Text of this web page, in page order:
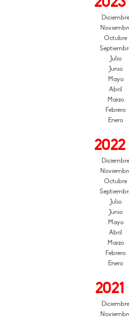
Diciembre
Octubre
Julio
Junio
Mayo
Abril
Marzo
Febrero
Enero
2022
Diciembre
Octubre
Julio
Junio
Mayo
Abril
Marzo
Febrero
Enero
2021
Diciembre